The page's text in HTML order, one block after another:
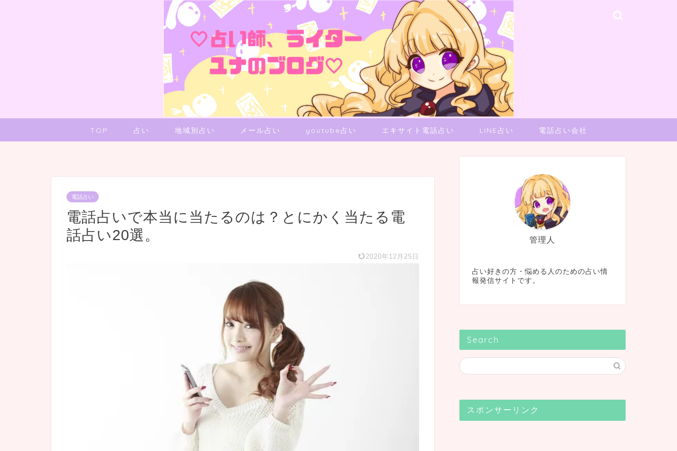
TOP 占い 地域別占い メール占い youtube占い エキサイト電話占い LINE占い 電話占い会社
電話占い
電話占いで本当に当たるのは？とにかく当たる電
話占い20選。
2020年12月25日
管理人
占い好きの方・悩める人のための占い情
報発信サイトです。
Search
スポンサーリンク